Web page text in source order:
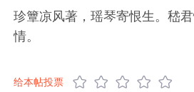
珍簟凉风著，瑶琴寄恨生。嵇
情。
给本帖投票